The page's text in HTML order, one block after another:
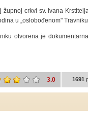
crkvi sv. Ivana
u „oslobođenom"
otvorena je
3.0 1691